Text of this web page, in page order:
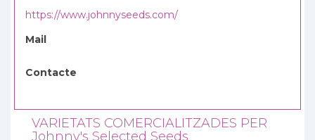
https://www.johnnyseeds.com/
Mail
Contacte
VARIETATS COMERCIALITZADES PER
Johnny's Selected Seeds